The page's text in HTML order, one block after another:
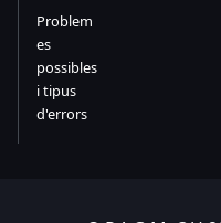
Problem
es
possibles
i tipus
d'errors